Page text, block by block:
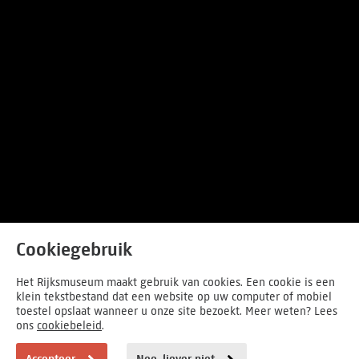
Cookiegebruik
Het Rijksmuseum maakt gebruik van cookies. Een cookie is een
klein tekstbestand dat een website op uw computer of mobiel
toestel opslaat wanneer u onze site bezoekt. Meer weten? Lees
ons cookiebeleid.